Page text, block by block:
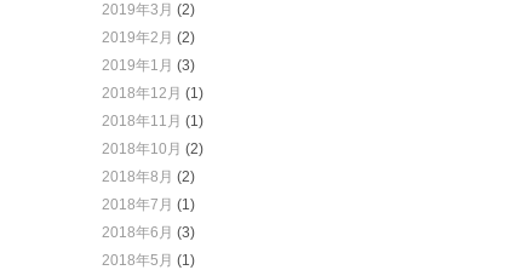
2019年3月 (2)
2019年2月 (2)
2019年1月 (3)
2018年12月 (1)
2018年11月 (1)
2018年10月 (2)
2018年8月 (2)
2018年7月 (1)
2018年6月 (3)
2018年5月 (1)